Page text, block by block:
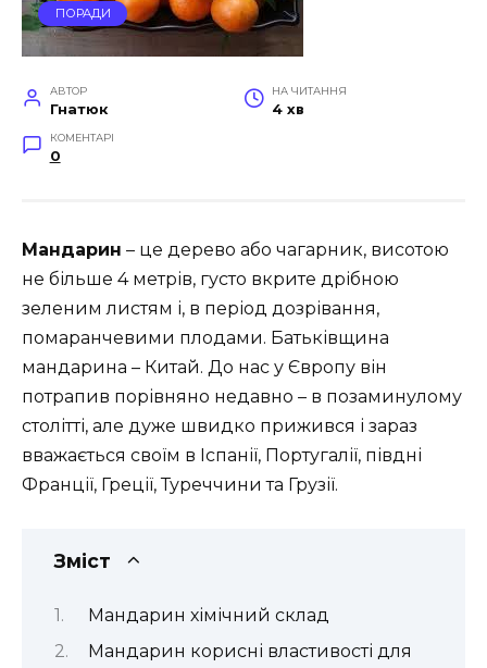
ПОРАДИ
АВТОР
Гнатюк
НА ЧИТАННЯ
4 хв
КОМЕНТАРІ
0
Мандарин – це дерево або чагарник, висотою
не більше 4 метрів, густо вкрите дрібною
зеленим листям і, в період дозрівання,
помаранчевими плодами. Батьківщина
мандарина – Китай. До нас у Європу він
потрапив порівняно недавно – в позаминулому
столітті, але дуже швидко прижився і зараз
вважається своїм в Іспанії, Португалії, півдні
Франції, Греції, Туреччини та Грузії.
Зміст
Мандарин хімічний склад
Мандарин корисні властивості для